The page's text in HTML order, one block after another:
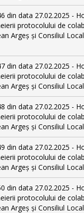
din data 27.02.2025 -
protocolului de
Argeș și Consiliul
din data 27.02.2025 -
protocolului de
Argeș și Consiliul
din data 27.02.2025 -
protocolului de
Argeș și Consiliul
din data 27.02.2025 -
protocolului de
Argeș și Consiliul
din data 27.02.2025 -
protocolului de
Argeș și Consiliul